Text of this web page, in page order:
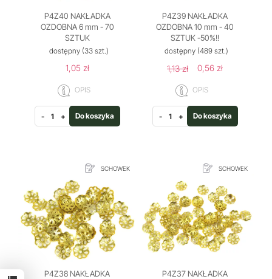
P4Z40 NAKŁADKA
OZDOBNA 6 mm - 70
SZTUK
dostępny(33 szt.)
1,05 zł
OPIS
- + Do koszyka
P4Z39 NAKŁADKA
OZDOBNA 10 mm - 40
SZTUK -50%!!
dostępny (489 szt.)
1,13 zł 0,56 zł
OPIS
- + Do koszyka
SCHOWEK
P4Z38 NAKŁADKA
SCHOWEK
P4Z37 NAKŁADKA